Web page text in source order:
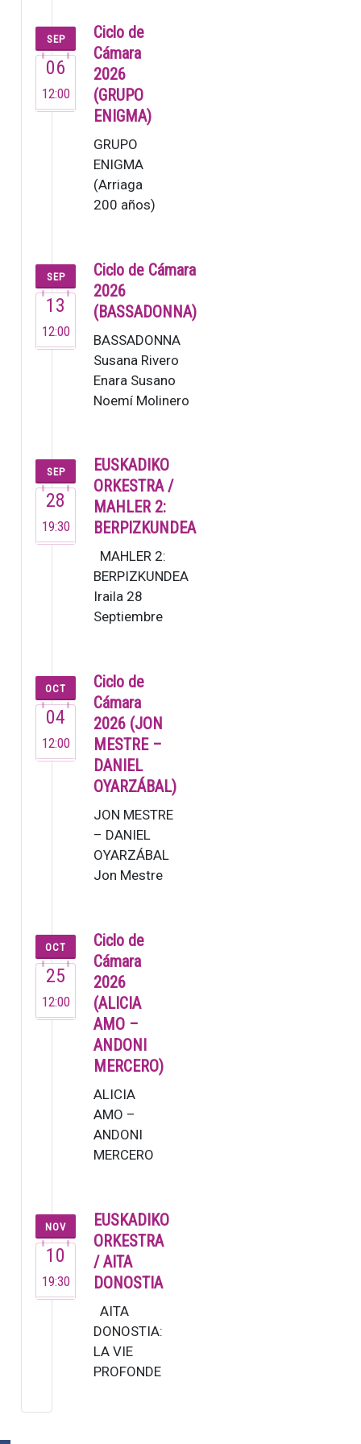
SEP
06
12:00
Ciclo de
Cámara
2026
(GRUPO
ENIGMA)
GRUPO
ENIGMA
(Arriaga
200 años)
fundado
en 1995,
es una de
las
orquestas
de
cámara
de…
SEP
13
12:00
Ciclo de Cámara
2026
(BASSADONNA)
BASSADONNA
Susana Rivero
Enara Susano
Noemí Molinero
sino un colectivo
de m…
SEP
28
19:30
EUSKADIKO
ORKESTRA /
MAHLER 2:
BERPIZKUNDEA
MAHLER 2:
BERPIZKUNDEA
Iraila 28
Septiembre
Lucas Macías,
zuzendar…
OCT
04
12:00
Ciclo de
Cámara
2026 (JON
MESTRE –
DANIEL
OYARZÁBAL)
JON MESTRE
– DANIEL
OYARZÁBAL
Jon Mestre
pianista ya
dejó muestra
de su talento
en su brev…
OCT
25
12:00
Ciclo de
Cámara
2026
(ALICIA
AMO –
ANDONI
MERCERO)
ALICIA
AMO –
ANDONI
MERCERO
una de las
voces más
versátiles
del
musical
españ…
NOV
10
19:30
EUSKADIKO
ORKESTRA
/ AITA
DONOSTIA
AITA
DONOSTIA:
LA VIE
PROFONDE